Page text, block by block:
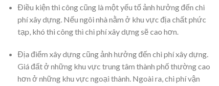
Điều kiện thi công cũng là một yếu tố ảnh hưởng đến chi
phí xây dựng. Nếu ngôi nhà nằm ở khu vực địa chất phức
tạp, khó thi công thì chi phí xây dựng sẽ cao hơn.
Địa điểm xây dựng cũng ảnh hưởng đến chi phí xây dựng.
Giá đất ở những khu vực trung tâm thành phố thường cao
hơn ở những khu vực ngoại thành. Ngoài ra, chi phí vận